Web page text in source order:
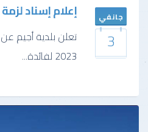
جانفي
3
إعلام إسناد لزمة
تعلن بلدية أجيم
2023 لفائدة...